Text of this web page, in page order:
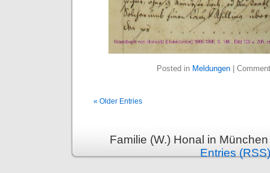
Posted in Meldungen
« Older Entries
Familie (W.) Honal in
Entries (RSS)